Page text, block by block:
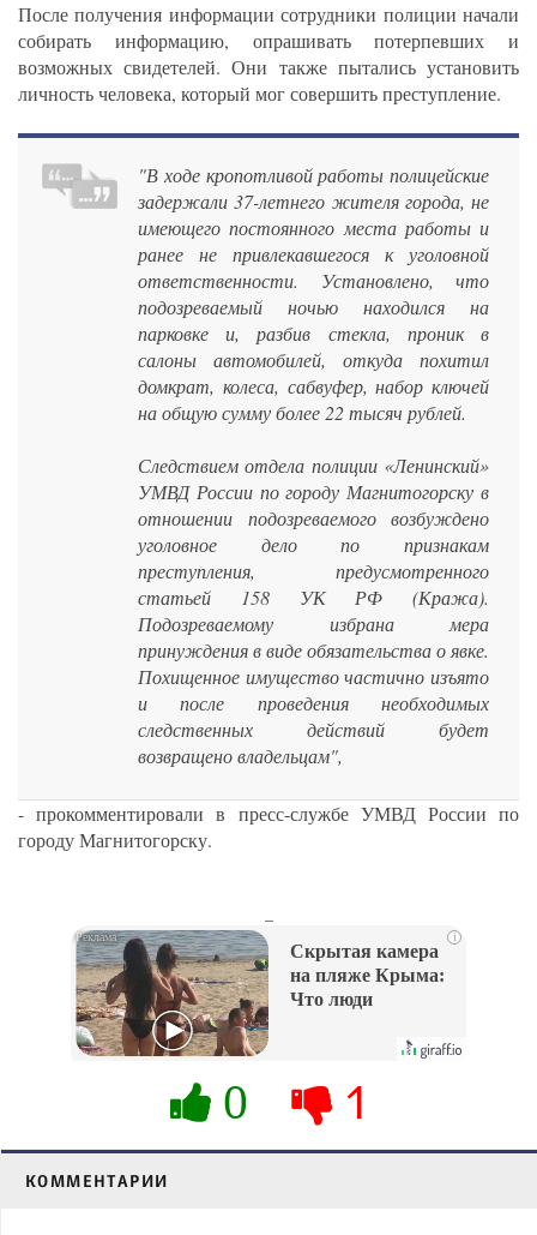
После получения информации сотрудники полиции начали
собирать информацию, опрашивать потерпевших и
возможных свидетелей. Они также пытались установить
личность человека, который мог совершить преступление.
"В ходе кропотливой работы полицейские
задержали 37-летнего жителя города, не
имеющего постоянного места работы и
ранее не привлекавшегося к уголовной
ответственности. Установлено, что
подозреваемый ночью находился на
парковке и, разбив стекла, проник в
салоны автомобилей, откуда похитил
домкрат, колеса, сабвуфер, набор ключей
на общую сумму более 22 тысяч рублей.
Следствием отдела полиции «Ленинский»
УМВД России по городу Магнитогорску в
отношении подозреваемого возбуждено
уголовное дело по признакам
преступления, предусмотренного
статьей 158 УК РФ (Кража).
Подозреваемому избрана мера
принуждения в виде обязательства о явке.
Похищенное имущество частично изъято
и после проведения необходимых
следственных действий будет
возвращено владельцам",
- прокомментировали в пресс-службе УМВД России по
городу Магнитогорску.
i
Скрытая камера
на пляже Крыма:
Что люди
их не видят...
0 1
КОММЕНТАРИИ